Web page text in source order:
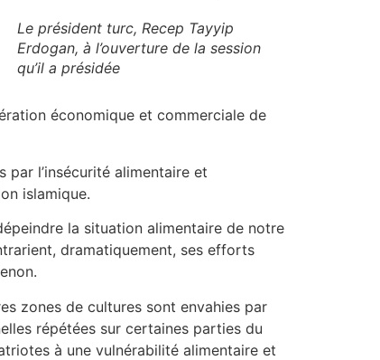
Le président turc, Recep Tayyip
Erdogan, à l’ouverture de la session
qu’il a présidée
économique et commerciale de
l’insécurité alimentaire et
islamique.
la situation alimentaire de notre
dramatiquement, ses efforts
zones de cultures sont envahies par
répétées sur certaines parties du
à une vulnérabilité alimentaire et